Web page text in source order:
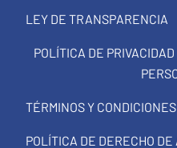
LEY DE TRANSPARENCIA
POLÍTICA DE
TÉRMINOS Y CONDICIONES
POLÍTICA DE DERECHO DE